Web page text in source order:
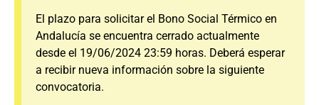
El plazo para solicitar el Bono Social Térmico en
Andalucía se encuentra cerrado actualmente
desde el 19/06/2024 23:59 horas. Deberá esperar
a recibir nueva información sobre la siguiente
convocatoria.